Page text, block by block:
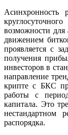
Асинхронность
возможности для
движением
проявляется с
получения
инвесторов в
направление
крипте с БКС
работы с
капитала. Это
нестандартном
распорядка.